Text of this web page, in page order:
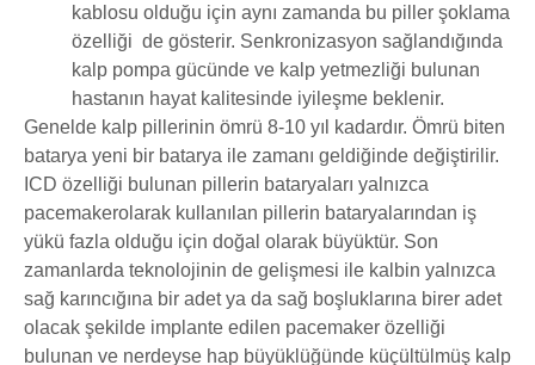
kablosu olduğu için aynı zamanda bu piller şoklama
özelliği de gösterir. Senkronizasyon sağlandığında
kalp pompa gücünde ve kalp yetmezliği bulunan
hastanın hayat kalitesinde iyileşme beklenir.
Genelde kalp pillerinin ömrü 8-10 yıl kadardır. Ömrü biten
batarya yeni bir batarya ile zamanı geldiğinde değiştirilir.
ICD özelliği bulunan pillerin bataryaları yalnızca
pacemakerolarak kullanılan pillerin bataryalarından iş
yükü fazla olduğu için doğal olarak büyüktür. Son
zamanlarda teknolojinin de gelişmesi ile kalbin yalnızca
sağ karıncığına bir adet ya da sağ boşluklarına birer adet
olacak şekilde implante edilen pacemaker özelliği
bulunan ve nerdeyse hap büyüklüğünde küçültülmüş kalp